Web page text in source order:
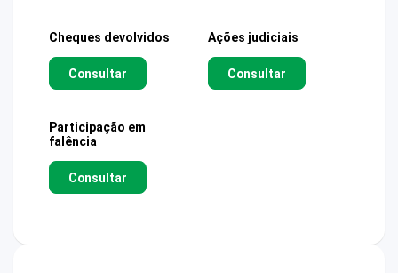
Cheques devolvidos
Consultar
Ações judiciais
Consultar
Participação em
falência
Consultar